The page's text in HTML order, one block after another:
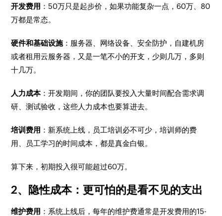
开发费用 ：50万只是起步价，如果功能复杂一点，60万、80
万都是常态。
硬件和基础设施：服务器、网络设备、安全防护，自建机房
或者租用云服务器，又是一笔不小的开支，少则几万，多则
十几万。
人力成本：开发期间，你的团队要投入大量时间配合需求调
研、测试验收，这些人力成本也要算进去。
培训费用 ：新系统上线，员工培训必不可少，培训师的费
用、员工学习的时间成本，都是真金白银。
算下来，初期投入很可能超过60万。
2、隐性成本：更可怕的是看不见的支出
维护费用 ：系统上线后，每年的维护费通常是开发费用的15-